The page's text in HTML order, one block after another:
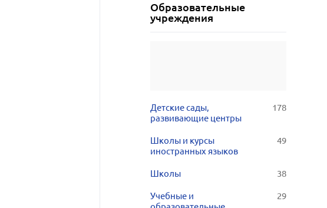
Образовательные
учреждения
Детские сады,
развивающие центры
178
Школы и курсы
иностранных языков
49
Школы 38
Учебные и
29